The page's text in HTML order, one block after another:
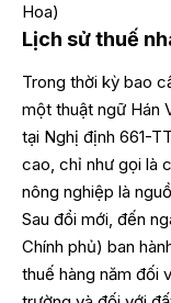
Hoa)
Lịch sử thuế
Trong thời kỳ bao
một thuật ngữ Hán
tại Nghị định 661-
cao, chỉ như gọi là
nông nghiệp là
Sau đổi mới, đến
Chính phủ) ban
thuế hàng năm đối